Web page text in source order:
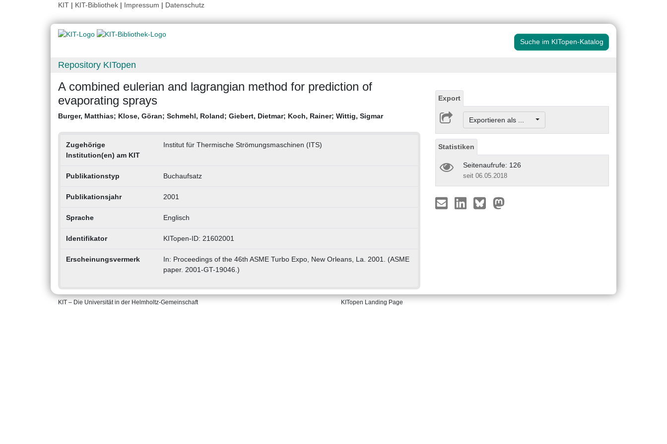
KIT | KIT-Bibliothek | Impressum | Datenschutz
Suche im KITopen-Katalog
Repository KITopen
A combined eulerian and lagrangian method for prediction of
evaporating sprays
Burger, Matthias; Klose, Göran; Schmehl, Roland; Giebert, Dietmar; Koch, Rainer; Wittig, Sigmar
Zugehörige
Institution(en) am KIT
Institut für Thermische Strömungsmaschinen (ITS)
Publikationstyp Buchaufsatz
Publikationsjahr 2001
Sprache Englisch
Identifikator KITopen-ID: 21602001
Erscheinungsvermerk
In: Proceedings of the 46th ASME Turbo Expo, New Orleans, La. 2001. (ASME
paper. 2001-GT-19046.)
Export
Exportieren als ...
Statistiken
Seitenaufrufe: 126
seit 06.05.2018
KIT – Die Universität in der Helmholtz-Gemeinschaft KITopen Landing Page